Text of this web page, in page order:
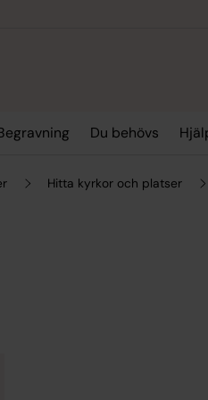
Du behövs
Hitta kyrkor och platser